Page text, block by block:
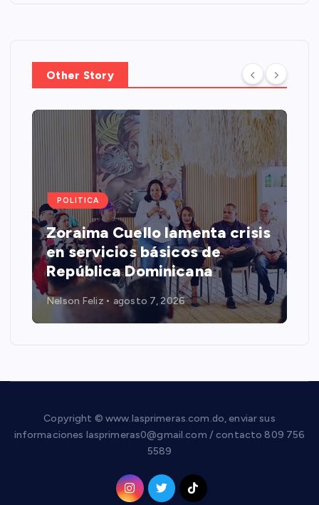
Other Story
POLITICA
Zoraima Cuello lamenta crisis
en servicios básicos de
República Dominicana
Nelson Feliz agosto 7, 2026
Copyright © www.lasprimeras.com.do, enviar sus
informaciones lasprimeras0@gmail.com / contacto 809 756
5589